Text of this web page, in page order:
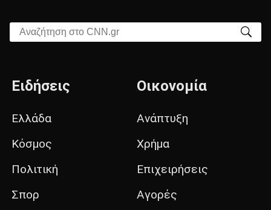
Αναζήτηση στο CNN.gr
Ειδήσεις
Ελλάδα
Κόσμος
Πολιτική
Σπορ
Οικονομία
Ανάπτυξη
Χρήμα
Επιχειρήσεις
Αγορές